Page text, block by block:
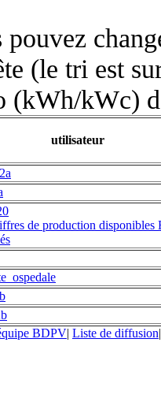
pouvez
(le tri est
(kWh/kWc)
utilisateur
BDPV| Liste de diffusion